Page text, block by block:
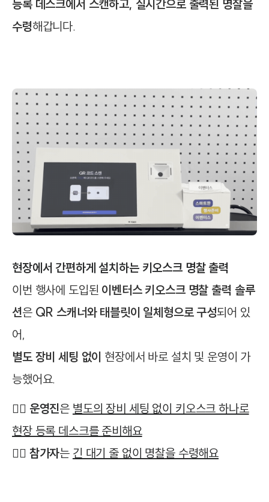
등록 데스크에서 스캔하고, 실시간으로 출력된 명찰을
수령해갑니다.
현장에서 간편하게 설치하는 키오스크 명찰 출력
이번 행사에 도입된 이벤터스 키오스크 명찰 출력 솔루
션은 QR 스캐너와 태블릿이 일체형으로 구성되어 있
어,
별도 장비 세팅 없이 현장에서 바로 설치 및 운영이 가
능했어요.
🙋‍♂️ 운영진은 별도의 장비 세팅 없이 키오스크 하나로
현장 등록 데스크를 준비해요
🙋‍♀️ 참가자는 긴 대기 줄 없이 명찰을 수령해요